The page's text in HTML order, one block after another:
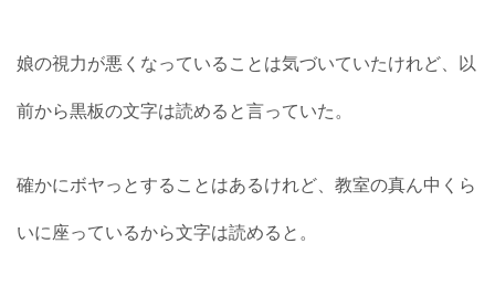
娘の視力が悪くなっていることは気づいていたけれど、以
前から黒板の文字は読めると言っていた。
確かにボヤっとすることはあるけれど、教室の真ん中くら
いに座っているから文字は読めると。